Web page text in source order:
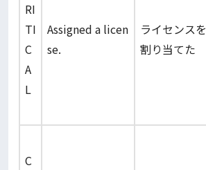
RI
TI
C
A
L
Assigned a licen
se.
ライセンスを
割り当てた
C